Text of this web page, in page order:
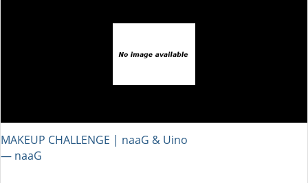
MAKEUP CHALLENGE | naaG & Uino
― naaG